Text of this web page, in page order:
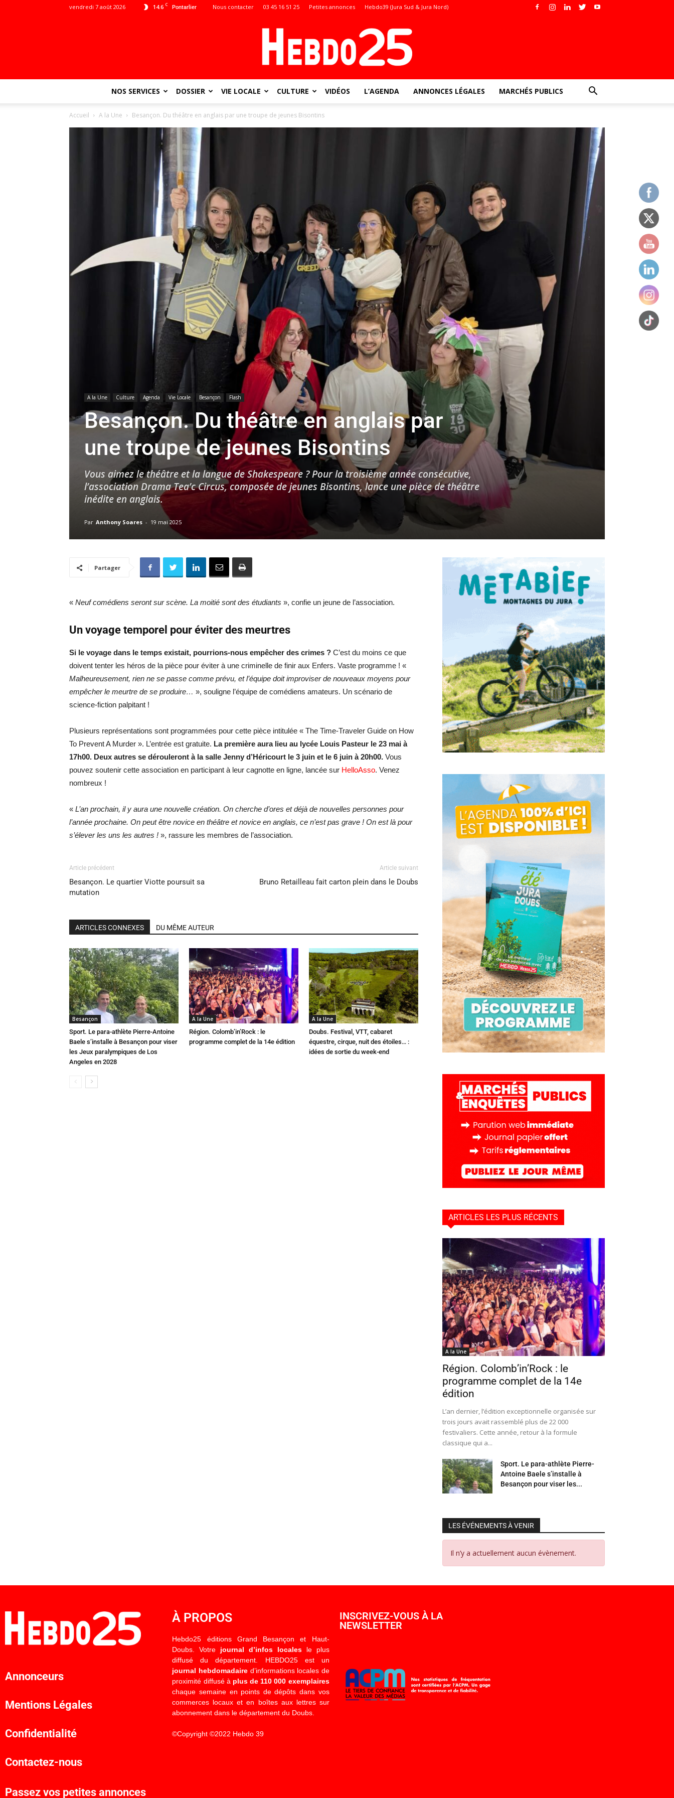
14.6 C Pontarlier
vendredi 7 août 2026 Nous contacter 03 45 16 51 25 Petites annonces Hebdo39 (Jura Sud & Jura Nord)
toute
l'info
locale
–
Hebdo25
NOS SERVICES DOSSIER VIE LOCALE CULTURE VIDÉOS L’AGENDA ANNONCES LÉGALES MARCHÉS PUBLICS
Accueil A la Une Besançon. Du théâtre en anglais par une troupe de jeunes Bisontins
A la Une Culture Agenda Vie Locale Besançon Flash
Besançon. Du théâtre en anglais par
une troupe de jeunes Bisontins
Vous aimez le théâtre et la langue de Shakespeare ? Pour la troisième année consécutive,
l’association Drama Tea’c Circus, composée de jeunes Bisontins, lance une pièce de théâtre
inédite en anglais.
Par Anthony Soares - 19 mai 2025
Partager
« Neuf comédiens seront sur scène. La moitié sont des étudiants », confie un jeune de l’association.
Un voyage temporel pour éviter des meurtres
Si le voyage dans le temps existait, pourrions-nous empêcher des crimes ? C’est du moins ce que
doivent tenter les héros de la pièce pour éviter à une criminelle de finir aux Enfers. Vaste programme ! «
Malheureusement, rien ne se passe comme prévu, et l’équipe doit improviser de nouveaux moyens pour
empêcher le meurtre de se produire… », souligne l’équipe de comédiens amateurs. Un scénario de
science-fiction palpitant !
Plusieurs représentations sont programmées pour cette pièce intitulée « The Time-Traveler Guide on How
To Prevent A Murder ». L’entrée est gratuite. La première aura lieu au lycée Louis Pasteur le 23 mai à
17h00. Deux autres se dérouleront à la salle Jenny d’Héricourt le 3 juin et le 6 juin à 20h00. Vous
pouvez soutenir cette association en participant à leur cagnotte en ligne, lancée sur HelloAsso. Venez
nombreux !
« L’an prochain, il y aura une nouvelle création. On cherche d’ores et déjà de nouvelles personnes pour
l’année prochaine. On peut être novice en théâtre et novice en anglais, ce n’est pas grave ! On est là pour
s’élever les uns les autres ! », rassure les membres de l’association.
Article précédent
Besançon. Le quartier Viotte poursuit sa
mutation
Article suivant
Bruno Retailleau fait carton plein dans le Doubs
ARTICLES CONNEXES DU MÊME AUTEUR
Besançon
Sport. Le para-athlète Pierre-Antoine
Baele s’installe à Besançon pour viser
les Jeux paralympiques de Los
Angeles en 2028
A la Une
Région. Colomb’in’Rock : le
programme complet de la 14e édition
A la Une
Doubs. Festival, VTT, cabaret
équestre, cirque, nuit des étoiles… :
idées de sortie du week-end
ARTICLES LES PLUS RÉCENTS
A la Une
Région. Colomb’in’Rock : le
programme complet de la 14e
édition
L’an dernier, l’édition exceptionnelle organisée sur
trois jours avait rassemblé plus de 22 000
festivaliers. Cette année, retour à la formule
classique qui a...
Sport. Le para-athlète Pierre-
Antoine Baele s’installe à
Besançon pour viser les...
LES ÉVÉNEMENTS À VENIR
Il n’y a actuellement aucun évènement.
Annonceurs
Mentions Légales
Confidentialité
Contactez-nous
Passez vos petites annonces
À PROPOS
Hebdo25 éditions Grand Besançon et Haut-
Doubs. Votre journal d’infos localesle plus
diffusé du département. HEBDO25 est un
journal hebdomadaired’informations locales de
proximité diffusé à plus de 110 000 exemplaires
chaque semaine en points de dépôts dans vos
commerces locaux et en boîtes aux lettres sur
abonnement dans le département du Doubs.
©Copyright ©2022 Hebdo 39
INSCRIVEZ-VOUS À LA
NEWSLETTER